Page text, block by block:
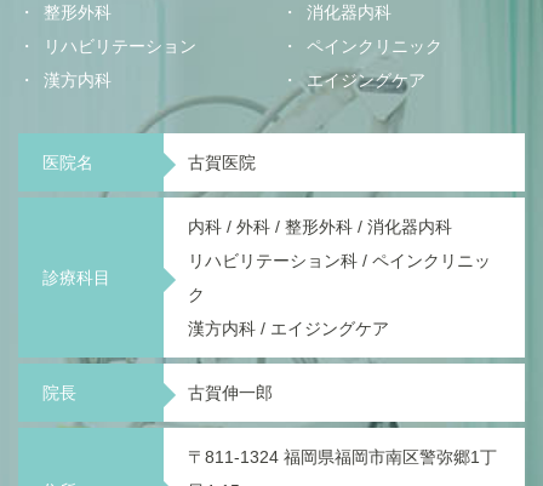
整形外科
消化器内科
リハビリテーション
ペインクリニック
漢方内科
エイジングケア
医院名 古賀医院
診療科目
内科 / 外科 / 整形外科 / 消化器内科
リハビリテーション科 / ペインクリニッ
ク
漢方内科 / エイジングケア
院長 古賀伸一郎
〒811-1324 福岡県福岡市南区警弥郷1丁